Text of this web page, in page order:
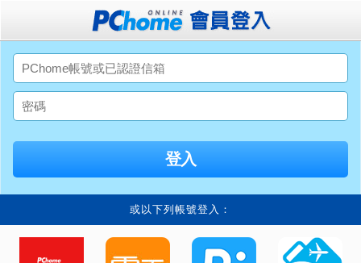
或以下列帳號登入：